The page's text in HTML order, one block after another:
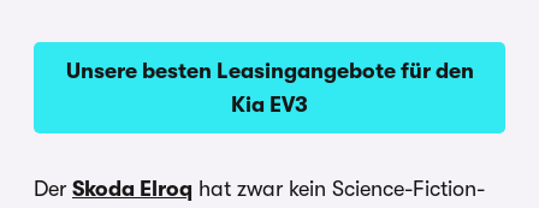
Unsere besten Leasingangebote für den
Kia EV3
Der Skoda Elroq hat zwar kein Science-Fiction-